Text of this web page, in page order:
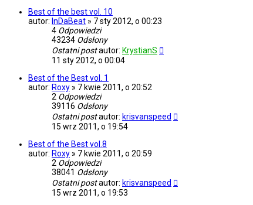
Best of the best vol. 10
autor: InDaBeat » 7 sty 2012, o 00:23
4 Odpowiedzi
43234 Odsłony
Ostatni postautor: KrystianS
11 sty 2012, o 00:04
Best of the Best vol. 1
autor: Roxy » 7 kwie 2011, o 20:52
2 Odpowiedzi
39116 Odsłony
Ostatni postautor: krisvanspeed
15 wrz 2011, o 19:54
Best of the Best vol.8
autor: Roxy » 7 kwie 2011, o 20:59
2 Odpowiedzi
38041 Odsłony
Ostatni postautor: krisvanspeed
15 wrz 2011, o 19:53